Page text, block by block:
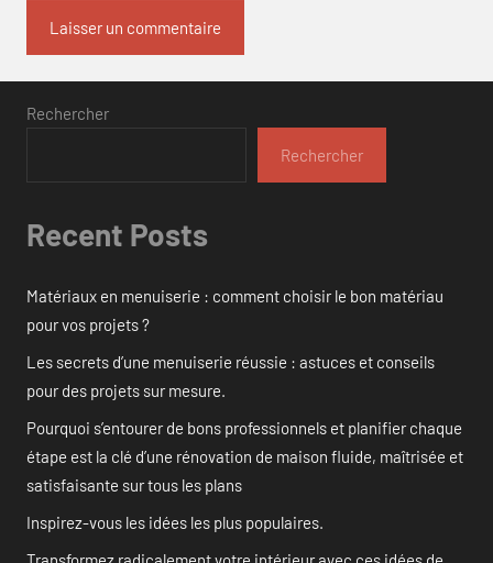
Rechercher
Rechercher
Recent Posts
Matériaux en menuiserie : comment choisir le bon matériau
pour vos projets ?
Les secrets d’une menuiserie réussie : astuces et conseils
pour des projets sur mesure.
Pourquoi s’entourer de bons professionnels et planifier chaque
étape est la clé d’une rénovation de maison fluide, maîtrisée et
satisfaisante sur tous les plans
Inspirez-vous les idées les plus populaires.